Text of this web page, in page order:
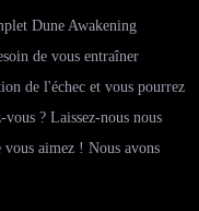
Dune Awakening
de vous entraîner
de l'échec et vous pourrez
? Laissez-nous nous
vous aimez ! Nous avons